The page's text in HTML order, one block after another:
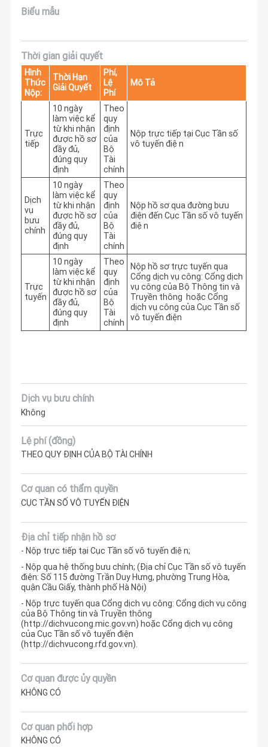
Biểu mẫu
Thời gian giải quyết
Hình
Thức
Nộp:
Thời Hạn
Giải Quyết
Phí,
Lệ
Phí
Mô Tả
Trực
tiếp
10 ngày
làm việc kể
từ khi nhận
được hồ sơ
đầy đủ,
đúng quy
định
Theo
quy
định
của
Bộ
Tài
chính
Nộp trực tiếp tại Cục Tần số
vô tuyến điện
Dịch
vụ
bưu
chính
10 ngày
làm việc kể
từ khi nhận
được hồ sơ
đầy đủ,
đúng quy
định
Theo
quy
định
của
Bộ
Tài
chính
Nộp hồ sơ qua đường bưu
điện đến Cục Tần số vô tuyến
điện
Trực
tuyến
10 ngày
làm việc kể
từ khi nhận
được hồ sơ
đầy đủ,
đúng quy
định
Theo
quy
định
của
Bộ
Tài
chính
Nộp hồ sơ trực tuyến qua
Cổng dịch vụ công: Cổng dịch
vụ công của Bộ Thông tin và
Truyền thông hoặc Cổng
dịch vụ công của Cục Tần số
vô tuyến điện
Dịch vụ bưu chính
Không
Lệ phí (đồng)
THEO QUY ĐỊNH CỦA BỘ TÀI CHÍNH
Cơ quan có thẩm quyền
CỤC TẦN SỐ VÔ TUYẾN ĐIỆN
Địa chỉ tiếp nhận hồ sơ
- Nộp trực tiếp tại Cục Tần số vô tuyến điện;
- Nộp qua hệ thống bưu chính; (Địa chỉ Cục Tần số vô tuyến
điện: Số 115 đường Trần Duy Hưng, phường Trung Hòa,
quận Cầu Giấy, thành phố Hà Nội)
- Nộp trực tuyến qua Cổng dịch vụ công: Cổng dịch vụ công
của Bộ Thông tin và Truyền thông
(http://dichvucong.mic.gov.vn) hoặc Cổng dịch vụ công
của Cục Tần số vô tuyến điện
(http://dichvucong.rfd.gov.vn).
Cơ quan được ủy quyền
KHÔNG CÓ
Cơ quan phối hợp
KHÔNG CÓ